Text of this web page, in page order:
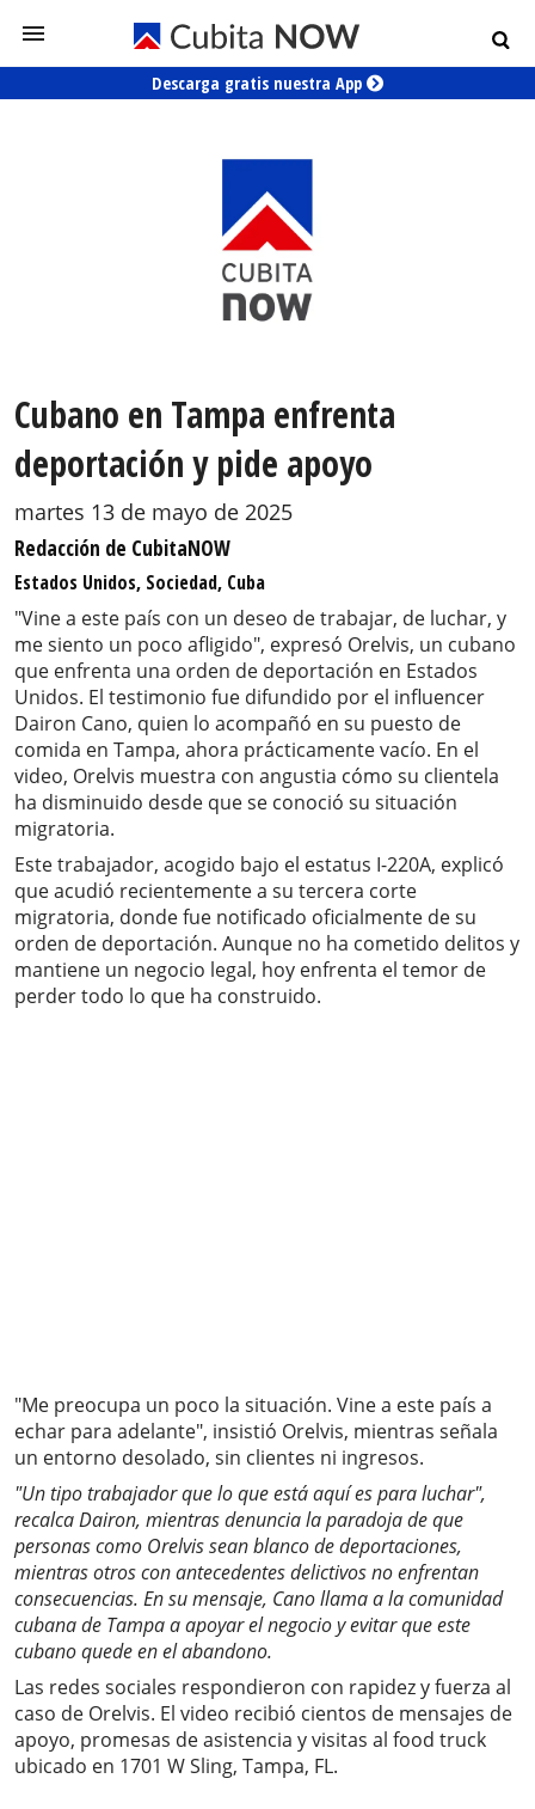
Descarga gratis nuestra App
Cubano en Tampa enfrenta
deportación y pide apoyo
martes 13 de mayo de 2025
Redacción de CubitaNOW
Estados Unidos, Sociedad, Cuba
"Vine a este país con un deseo de trabajar, de luchar, y
me siento un poco afligido", expresó Orelvis, un cubano
que enfrenta una orden de deportación en Estados
Unidos. El testimonio fue difundido por el influencer
Dairon Cano, quien lo acompañó en su puesto de
comida en Tampa, ahora prácticamente vacío. En el
video, Orelvis muestra con angustia cómo su clientela
ha disminuido desde que se conoció su situación
migratoria.
Este trabajador, acogido bajo el estatus I-220A, explicó
que acudió recientemente a su tercera corte
migratoria, donde fue notificado oficialmente de su
orden de deportación. Aunque no ha cometido delitos y
mantiene un negocio legal, hoy enfrenta el temor de
perder todo lo que ha construido.
"Me preocupa un poco la situación. Vine a este país a
echar para adelante", insistió Orelvis, mientras señala
un entorno desolado, sin clientes ni ingresos.
"Un tipo trabajador que lo que está aquí es para luchar",
recalca Dairon, mientras denuncia la paradoja de que
personas como Orelvis sean blanco de deportaciones,
mientras otros con antecedentes delictivos no enfrentan
consecuencias. En su mensaje, Cano llama a la comunidad
cubana de Tampa a apoyar el negocio y evitar que este
cubano quede en el abandono.
Las redes sociales respondieron con rapidez y fuerza al
caso de Orelvis. El video recibió cientos de mensajes de
apoyo, promesas de asistencia y visitas al food truck
ubicado en 1701 W Sling, Tampa, FL.